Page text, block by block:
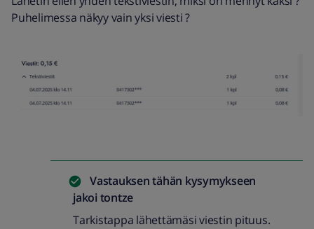
Puhelimessa näkyy vain yksi viesti ?
Vastauksen tähän kysymykseen
jakoi tontze
Tarkistappa lähettämäsi viestin pituus.